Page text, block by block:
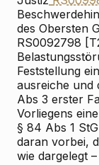
des Obersten
RS0092798
Feststellung
ausreiche und
Abs 3 erster
Vorliegens
§ 84 Abs 1
daran vorbei,
wie dargelegt